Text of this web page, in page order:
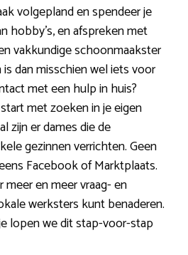
volgepland en spendeer je
hobby’s, en afspreken met
vakkundige schoonmaakster
dan misschien wel iets voor
met een hulp in huis?
met zoeken in je eigen
zijn er dames die de
gezinnen verrichten. Geen
Facebook of Marktplaats.
meer en meer vraag- en
werksters kunt benaderen.
lopen we dit stap-voor-stap